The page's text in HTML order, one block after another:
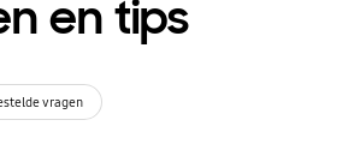
en tips
vragen